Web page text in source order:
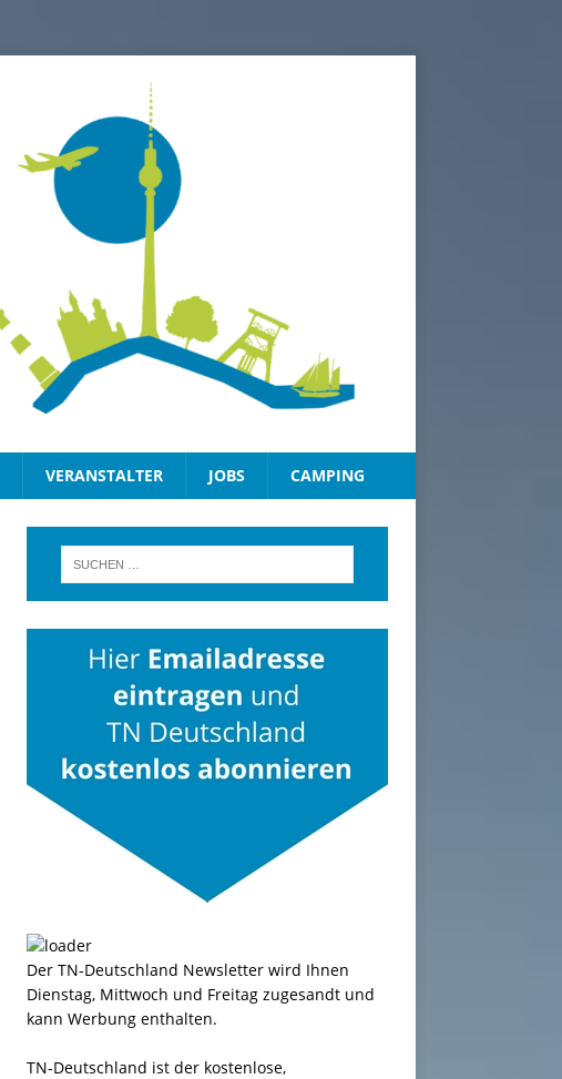
VERANSTALTER JOBS CAMPING
Der TN-Deutschland Newsletter wird Ihnen
Dienstag, Mittwoch und Freitag zugesandt und
kann Werbung enthalten.
TN-Deutschland ist der kostenlose,